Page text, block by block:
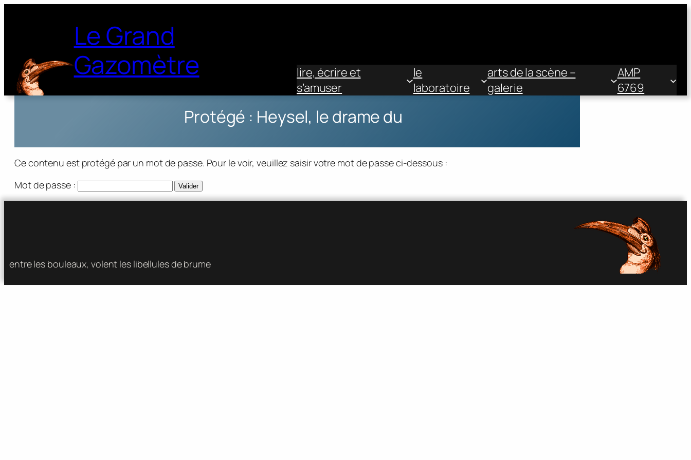
Le Grand
Gazomètre
lire, écrire et
s’amuser
le
laboratoire
arts de la scène –
galerie
AMP
6769
Protégé : Heysel, le drame du
Ce contenu est protégé par un mot de passe. Pour le voir, veuillez saisir votre mot de passe ci-dessous :
Mot de passe :
entre les bouleaux, volent les libellules de brume